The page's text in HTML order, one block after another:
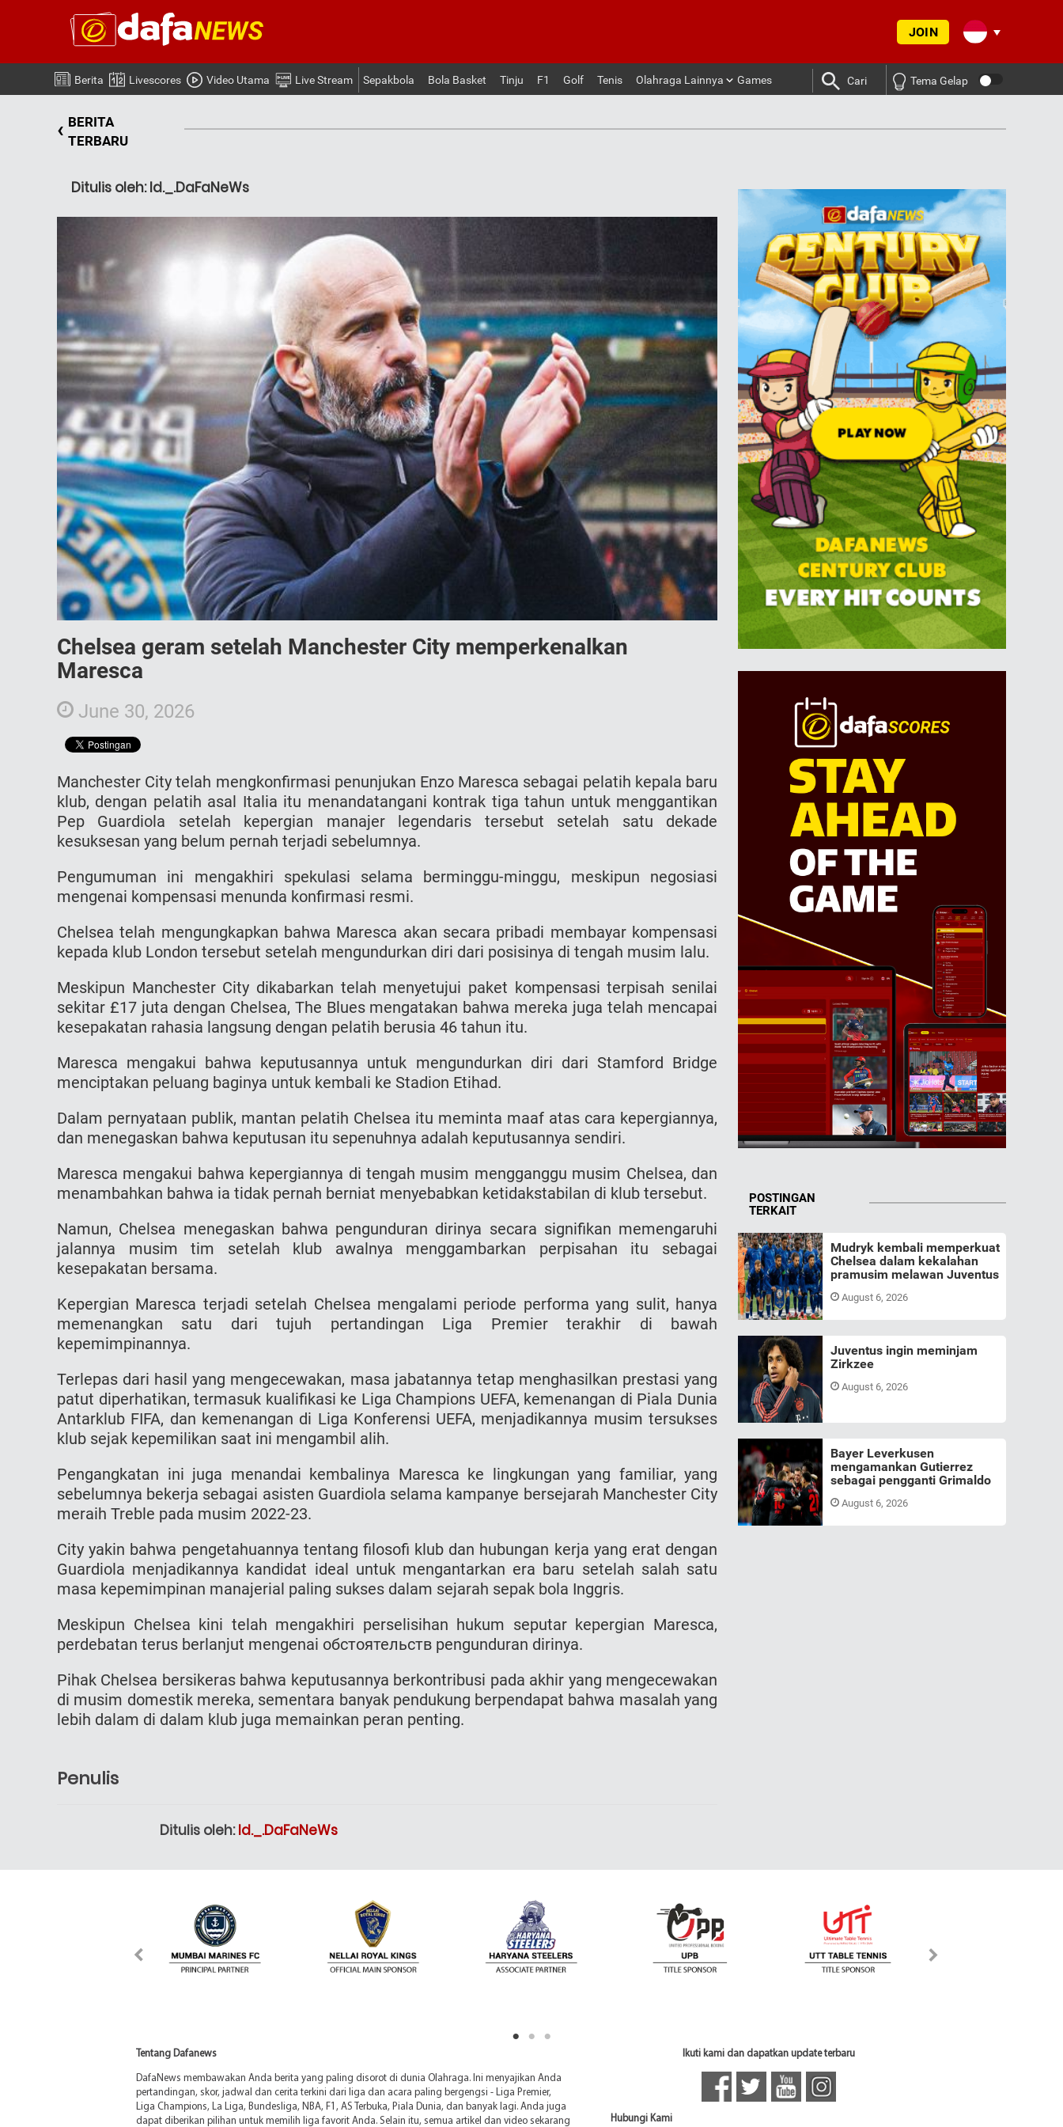
JOIN
Berita Livescores Video Utama Live Stream Sepakbola Bola Basket Tinju F1 Golf Tenis Olahraga Lainnya Games Cari Tema Gelap
‹ BERITA
TERBARU
Ditulis oleh: Id._.DaFaNeWs
Chelsea geram setelah Manchester City memperkenalkan
Maresca
June 30, 2026
Manchester City telah mengkonfirmasi penunjukan Enzo Maresca sebagai pelatih kepala baru
klub, dengan pelatih asal Italia itu menandatangani kontrak tiga tahun untuk menggantikan
Pep Guardiola setelah kepergian manajer legendaris tersebut setelah satu dekade
kesuksesan yang belum pernah terjadi sebelumnya.
Pengumuman ini mengakhiri spekulasi selama berminggu-minggu, meskipun negosiasi
mengenai kompensasi menunda konfirmasi resmi.
Chelsea telah mengungkapkan bahwa Maresca akan secara pribadi membayar kompensasi
kepada klub London tersebut setelah mengundurkan diri dari posisinya di tengah musim lalu.
Meskipun Manchester City dikabarkan telah menyetujui paket kompensasi terpisah senilai
sekitar £17 juta dengan Chelsea, The Blues mengatakan bahwa mereka juga telah mencapai
kesepakatan rahasia langsung dengan pelatih berusia 46 tahun itu.
Maresca mengakui bahwa keputusannya untuk mengundurkan diri dari Stamford Bridge
menciptakan peluang baginya untuk kembali ke Stadion Etihad.
Dalam pernyataan publik, mantan pelatih Chelsea itu meminta maaf atas cara kepergiannya,
dan menegaskan bahwa keputusan itu sepenuhnya adalah keputusannya sendiri.
Maresca mengakui bahwa kepergiannya di tengah musim mengganggu musim Chelsea, dan
menambahkan bahwa ia tidak pernah berniat menyebabkan ketidakstabilan di klub tersebut.
Namun, Chelsea menegaskan bahwa pengunduran dirinya secara signifikan memengaruhi
jalannya musim tim setelah klub awalnya menggambarkan perpisahan itu sebagai
kesepakatan bersama.
Kepergian Maresca terjadi setelah Chelsea mengalami periode performa yang sulit, hanya
memenangkan satu dari tujuh pertandingan Liga Premier terakhir di bawah
kepemimpinannya.
Terlepas dari hasil yang mengecewakan, masa jabatannya tetap menghasilkan prestasi yang
patut diperhatikan, termasuk kualifikasi ke Liga Champions UEFA, kemenangan di Piala Dunia
Antarklub FIFA, dan kemenangan di Liga Konferensi UEFA, menjadikannya musim tersukses
klub sejak kepemilikan saat ini mengambil alih.
Pengangkatan ini juga menandai kembalinya Maresca ke lingkungan yang familiar, yang
sebelumnya bekerja sebagai asisten Guardiola selama kampanye bersejarah Manchester City
meraih Treble pada musim 2022-23.
City yakin bahwa pengetahuannya tentang filosofi klub dan hubungan kerja yang erat dengan
Guardiola menjadikannya kandidat ideal untuk mengantarkan era baru setelah salah satu
masa kepemimpinan manajerial paling sukses dalam sejarah sepak bola Inggris.
Meskipun Chelsea kini telah mengakhiri perselisihan hukum seputar kepergian Maresca,
perdebatan terus berlanjut mengenai обстоятельств pengunduran dirinya.
Pihak Chelsea bersikeras bahwa keputusannya berkontribusi pada akhir yang mengecewakan
di musim domestik mereka, sementara banyak pendukung berpendapat bahwa masalah yang
lebih dalam di dalam klub juga memainkan peran penting.
Penulis
Ditulis oleh:Id._.DaFaNeWs
POSTINGAN
TERKAIT
Mudryk kembali memperkuat
Chelsea dalam kekalahan
pramusim melawan Juventus
August 6, 2026
Juventus ingin meminjam
Zirkzee
August 6, 2026
Bayer Leverkusen
mengamankan Gutierrez
sebagai pengganti Grimaldo
August 6, 2026
Tentang Dafanews
DafaNews membawakan Anda berita yang paling disorot di dunia Olahraga. Ini menyajikan Anda
pertandingan, skor, jadwal dan cerita terkini dari liga dan acara paling bergengsi - Liga Premier,
Liga Champions, La Liga, Bundesliga, NBA, F1, AS Terbuka, Piala Dunia, dan banyak lagi. Anda juga
dapat diberikan pilihan untuk memilih liga favorit Anda. Selain itu, semua artikel dan video sekarang
Ikuti kami dan dapatkan update terbaru
Hubungi Kami